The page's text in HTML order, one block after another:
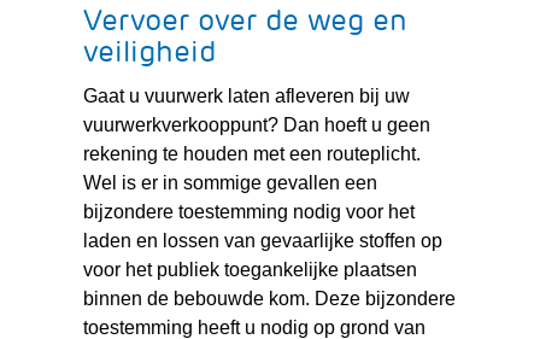
Vervoer over de weg en
veiligheid
Gaat u vuurwerk laten afleveren bij uw
vuurwerkverkooppunt? Dan hoeft u geen
rekening te houden met een routeplicht.
Wel is er in sommige gevallen een
bijzondere toestemming nodig voor het
laden en lossen van gevaarlijke stoffen op
voor het publiek toegankelijke plaatsen
binnen de bebouwde kom. Deze bijzondere
toestemming heeft u nodig op grond van